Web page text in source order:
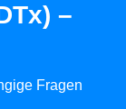
–
Fragen